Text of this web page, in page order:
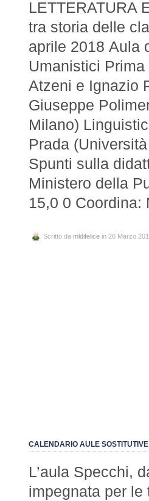
LETTERATURA
tra storia delle
aprile 2018 Aula
Umanistici
Atzeni e Ignazio
Giuseppe
Milano)
Prada
Spunti sulla
Ministero della
15,0 0
Scritto da mldifelice in 26 Marzo
CALENDARIO AULE
L’aula Specchi,
impegnata per